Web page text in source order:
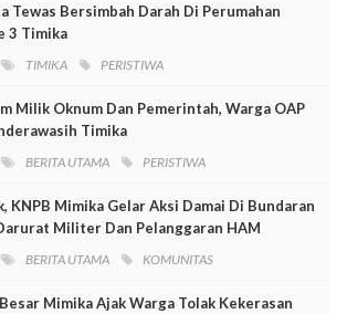
Tewas Bersimbah Darah Di Perumahan
3 Timika
TIMIKA PERISTIWA
Milik Oknum Dan Pemerintah, Warga OAP
Timika
BERITA UTAMA PERISTIWA
KNPB Mimika Gelar Aksi Damai Di Bundaran
Militer Dan Pelanggaran HAM
BERITA UTAMA KOMUNITAS
Mimika Ajak Warga Tolak Kekerasan